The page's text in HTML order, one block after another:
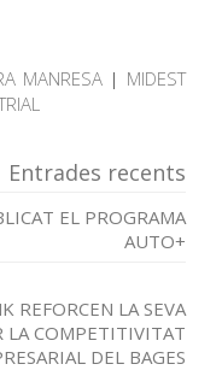
MANRESA| MIDEST
Entrades recents
EL PROGRAMA
AUTO+
REFORCEN LA SEVA
LA COMPETITIVITAT
DEL BAGES